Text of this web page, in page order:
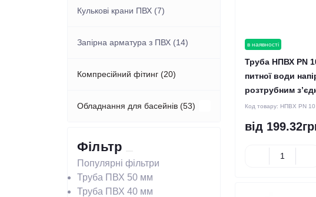
Кулькові крани ПВХ (7)
Запірна арматура з ПВХ (14)
Компресійний фітинг (20)
Обладнання для басейнів (53)
Заставне обладнання для
басейнів (26)
Фільтр
Популярні фільтри
Труба ПВХ 50 мм
Труба ПВХ 40 мм
в наявності
Труба НПВХ PN
питної води
розтрубним
Код товару: НПВХ PN 10
від